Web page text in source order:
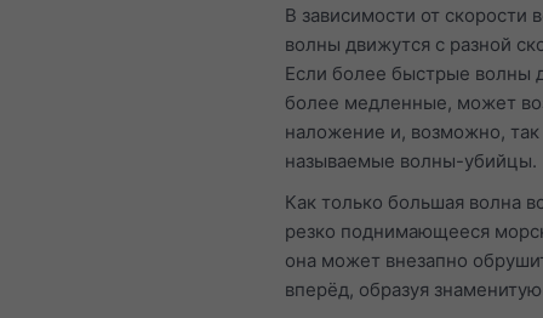
В зависимости от скорости
волны движутся с разной
Если более быстрые волны
более медленные, может
наложение и, возможно, так
называемые волны-убийцы.
Как только большая волна
резко поднимающееся
она может внезапно
вперёд, образуя